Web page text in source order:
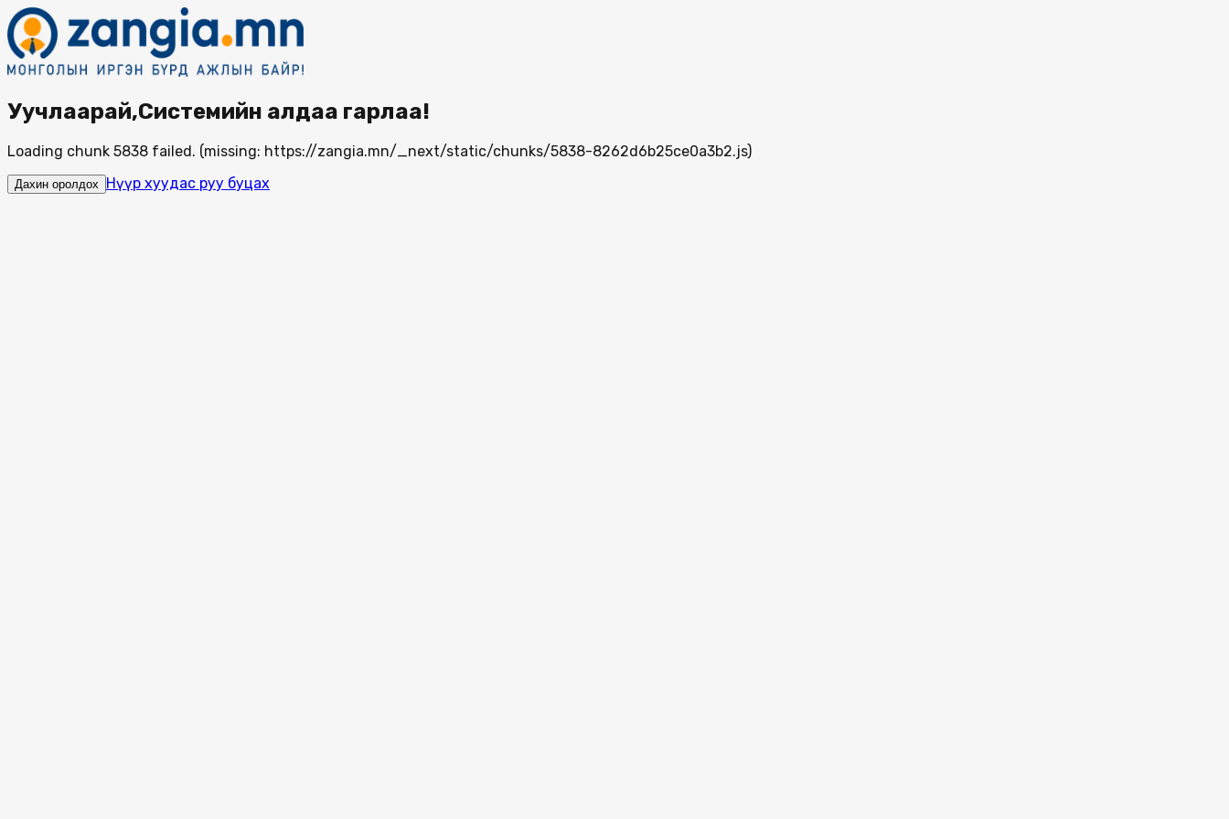
Уучлаарай,Системийн алдаа гарлаа!
Loading chunk 5838 failed. (missing: https://zangia.mn/_next/static/chunks/5838-8262d6b25ce0a3b2.js)
Дахин оролдох Нүүр хуудас руу буцах